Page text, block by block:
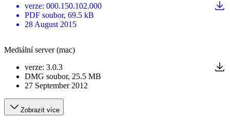
verze: 000.150.102.000
PDF soubor, 69.5 kB
28 August 2015
Mediální server (mac)
verze: 3.0.3
DMG soubor, 25.5 MB
27 September 2012
Zobrazit více